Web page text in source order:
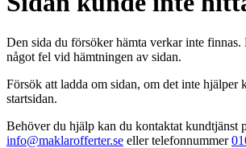
Den sida du försöker hämta verkar inte finnas.
något fel vid hämtningen av sidan.
Försök att ladda om sidan, om det inte hjälper
startsidan.
Behöver du hjälp kan du kontaktat kundtjänst
info@maklarofferter.se eller telefonnummer